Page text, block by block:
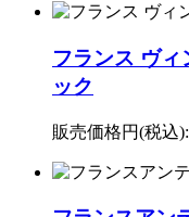
フランス ヴィ
ック
販売価格円(税込):